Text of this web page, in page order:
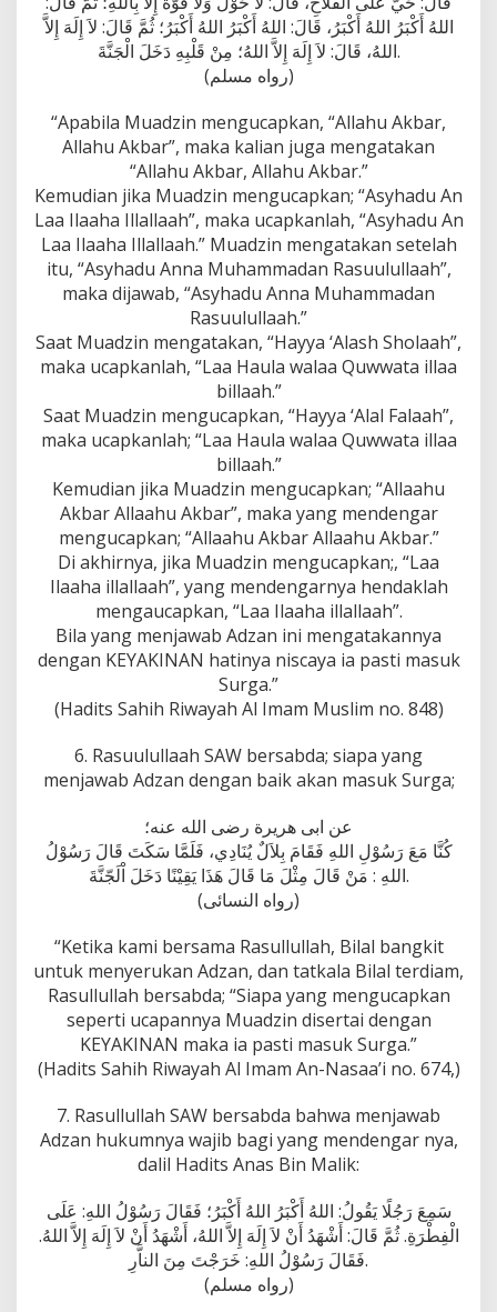
اللهُ أَكْبَرُ اللهُ أَكْبَرُ، قَالَ: اللهُ أَكْبَرُ اللهُ أَكْبَرُ؛ ثُمَّ قَالَ: لاَ إِلَهَ إِلاَّ
اللهُ، قَالَ: لاَ إِلَهَ إِلاَّ اللهُ؛ مِنْ قَلْبِهِ دَخَلَ الْجَنَّةَ.
(رواه مسلم)
“Apabila Muadzin mengucapkan, “Allahu Akbar,
Allahu Akbar”, maka kalian juga mengatakan
“Allahu Akbar, Allahu Akbar.”
Kemudian jika Muadzin mengucapkan; “Asyhadu An
Laa Ilaaha Illallaah”, maka ucapkanlah, “Asyhadu An
Laa Ilaaha Illallaah.” Muadzin mengatakan setelah
itu, “Asyhadu Anna Muhammadan Rasuulullaah”,
maka dijawab, “Asyhadu Anna Muhammadan
Rasuulullaah.”
Saat Muadzin mengatakan, “Hayya ‘Alash Sholaah”,
maka ucapkanlah, “Laa Haula walaa Quwwata illaa
billaah.”
Saat Muadzin mengucapkan, “Hayya ‘Alal Falaah”,
maka ucapkanlah; “Laa Haula walaa Quwwata illaa
billaah.”
Kemudian jika Muadzin mengucapkan; “Allaahu
Akbar Allaahu Akbar”, maka yang mendengar
mengucapkan; “Allaahu Akbar Allaahu Akbar.”
Di akhirnya, jika Muadzin mengucapkan;, “Laa
Ilaaha illallaah”, yang mendengarnya hendaklah
mengaucapkan, “Laa Ilaaha illallaah”.
Bila yang menjawab Adzan ini mengatakannya
dengan KEYAKINAN hatinya niscaya ia pasti masuk
Surga.”
(Hadits Sahih Riwayah Al Imam Muslim no. 848)
6. Rasuulullaah SAW bersabda; siapa yang
menjawab Adzan dengan baik akan masuk Surga;
عن ابى هريرة رضى الله عنه؛
كُنَّا مَعَ رَسُوْلِ اللهِ فَقَامَ بِلاَلٌ يُنَادِي، فَلَمَّا سَكَتَ قَالَ رَسُوْلُ
اللهِ : مَنْ قَالَ مِثْلَ مَا قَالَ هَذَا يَقِيْنًا دَخَلَ اْلَجّنَّةَ.
(رواه النسائى)
“Ketika kami bersama Rasullullah, Bilal bangkit
untuk menyerukan Adzan, dan tatkala Bilal terdiam,
Rasullullah bersabda; “Siapa yang mengucapkan
seperti ucapannya Muadzin disertai dengan
KEYAKINAN maka ia pasti masuk Surga.”
(Hadits Sahih Riwayah Al Imam An-Nasaa’i no. 674,)
7. Rasullullah SAW bersabda bahwa menjawab
Adzan hukumnya wajib bagi yang mendengar nya,
dalil Hadits Anas Bin Malik:
سَمِعَ رَجُلًا يَقُولُ: اللهُ أَكْبَرُ اللهُ أَكْبَرُ؛ فَقَالَ رَسُوْلُ اللهِ: عَلَى
الْفِطْرَةِ. ثُمَّ قَالَ: أَشْهَدُ أَنْ لاَ إِلَهَ إِلاَّ اللهُ، أَشْهَدُ أَنْ لاَ إِلَهَ إِلاَّ اللهُ.
فَقَالَ رَسُوْلُ اللهِ: خَرَجْتَ مِنَ الناَّرِ.
(رواه مسلم)